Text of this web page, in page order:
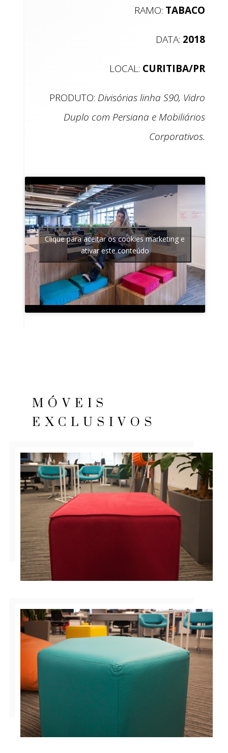
RAMO: TABACO
DATA: 2018
LOCAL: CURITIBA/PR
PRODUTO: Divisórias linha S90, Vidro
Duplo com Persiana e Mobiliários
Corporativos.
Clique para aceitar os cookies marketing e
ativar este conteúdo
MÓVEIS
EXCLUSIVOS